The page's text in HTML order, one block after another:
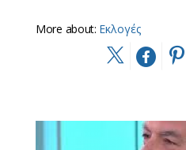
More about: Εκλογές